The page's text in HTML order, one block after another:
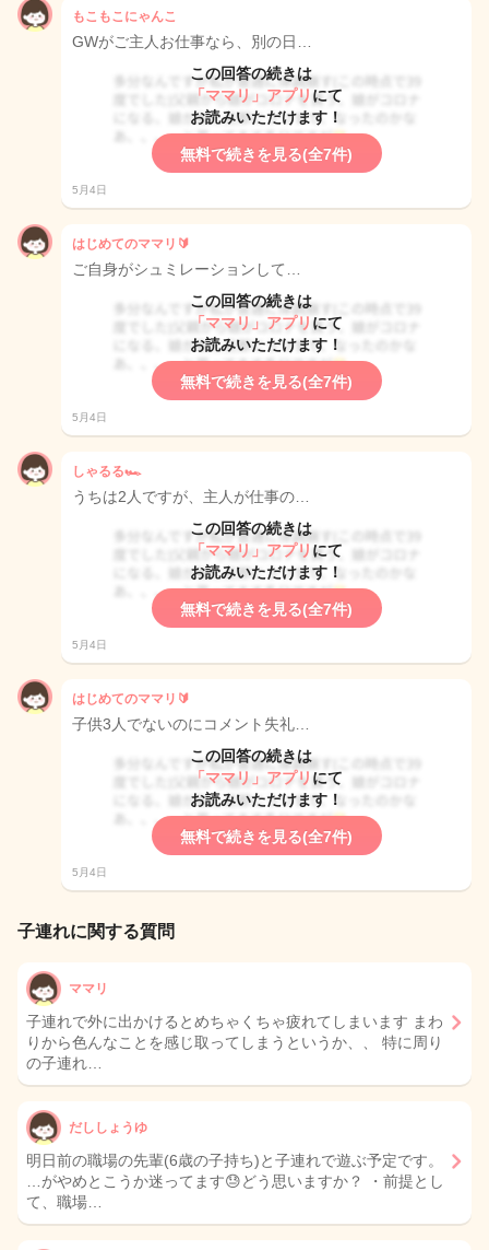
もこもこにゃんこ
GWがご主人お仕事なら、別の日…
この回答の続きは
「ママリ」アプリ にて
お読みいただけます！
無料で続きを見る(全7件)
5月4日
はじめてのママリ🔰
ご自身がシュミレーションして…
この回答の続きは
「ママリ」アプリ にて
お読みいただけます！
無料で続きを見る(全7件)
5月4日
しゃるる🏎
うちは2人ですが、主人が仕事の…
この回答の続きは
「ママリ」アプリ にて
お読みいただけます！
無料で続きを見る(全7件)
5月4日
はじめてのママリ🔰
子供3人でないのにコメント失礼…
この回答の続きは
「ママリ」アプリ にて
お読みいただけます！
無料で続きを見る(全7件)
5月4日
子連れに関する質問
ママリ
子連れで外に出かけるとめちゃくちゃ疲れてしまいます まわ
りから色んなことを感じ取ってしまうというか、、 特に周り
の子連れ…
だししょうゆ
明日前の職場の先輩(6歳の子持ち)と子連れで遊ぶ予定です。
…がやめとこうか迷ってます😓どう思いますか？ ・前提とし
て、職場…